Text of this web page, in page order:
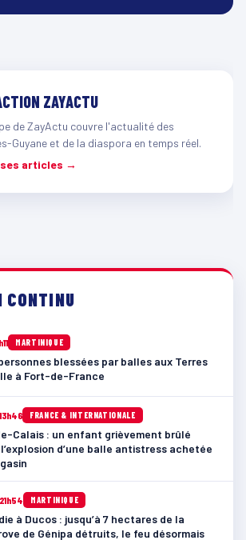
ZAYACTU
de ZayActu couvre l'actualité des
Guyane et de la diaspora en temps réel.
ses articles →
CONTINU
MARTINIQUE
blessées par balles aux Terres
à Fort-de-France
FRANCE & INTERNATIONALE
Calais : un enfant grièvement brûlé
d’une balle antistress achetée
MARTINIQUE
à Ducos : jusqu’à 7 hectares de la
de Génipa détruits, le feu désormais